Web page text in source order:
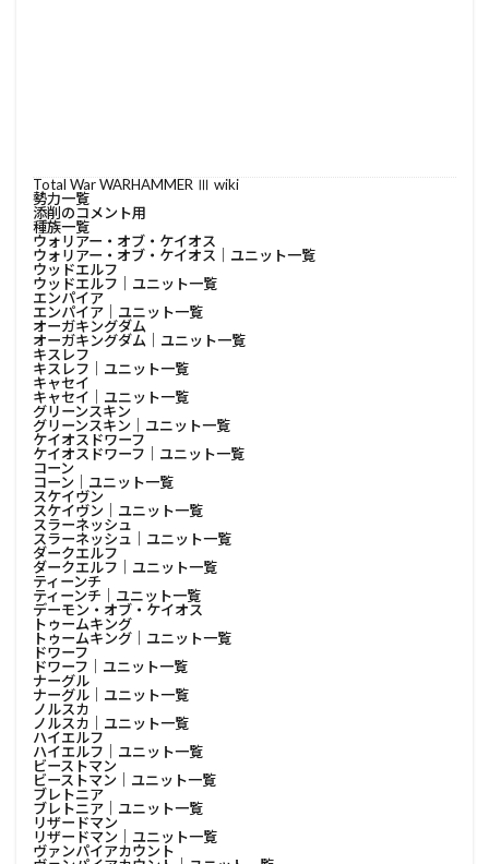
Total War WARHAMMER Ⅲ wiki
勢力一覧
添削のコメント用
種族一覧
ウォリアー・オブ・ケイオス
ウォリアー・オブ・ケイオス│ユニット一覧
ウッドエルフ
ウッドエルフ│ユニット一覧
エンパイア
エンパイア│ユニット一覧
オーガキングダム
オーガキングダム│ユニット一覧
キスレフ
キスレフ│ユニット一覧
キャセイ
キャセイ│ユニット一覧
グリーンスキン
グリーンスキン│ユニット一覧
ケイオスドワーフ
ケイオスドワーフ│ユニット一覧
コーン
コーン│ユニット一覧
スケイヴン
スケイヴン│ユニット一覧
スラーネッシュ
スラーネッシュ│ユニット一覧
ダークエルフ
ダークエルフ│ユニット一覧
ティーンチ
ティーンチ│ユニット一覧
デーモン・オブ・ケイオス
トゥームキング
トゥームキング│ユニット一覧
ドワーフ
ドワーフ│ユニット一覧
ナーグル
ナーグル│ユニット一覧
ノルスカ
ノルスカ│ユニット一覧
ハイエルフ
ハイエルフ│ユニット一覧
ビーストマン
ビーストマン│ユニット一覧
ブレトニア
ブレトニア│ユニット一覧
リザードマン
リザードマン│ユニット一覧
ヴァンパイアカウント